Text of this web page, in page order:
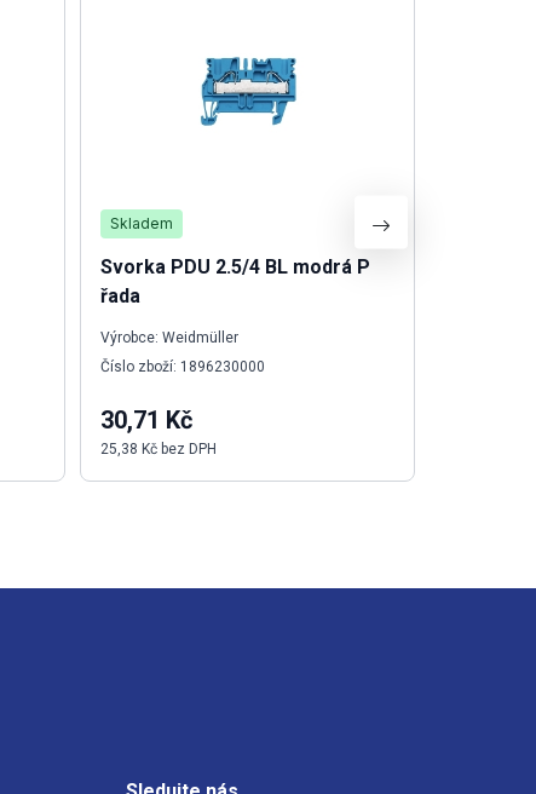
Skladem
Svorka PDU 2.5/4 BL modrá P
řada
Výrobce: Weidmüller
Číslo zboží: 1896230000
30,71 Kč
25,38 Kč bez DPH